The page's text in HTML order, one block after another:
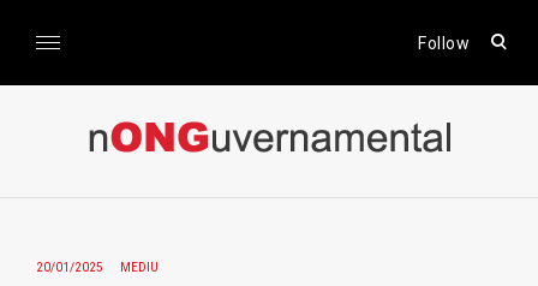
Follow
open
form
nONGuvernamental
20/01/2025 MEDIU